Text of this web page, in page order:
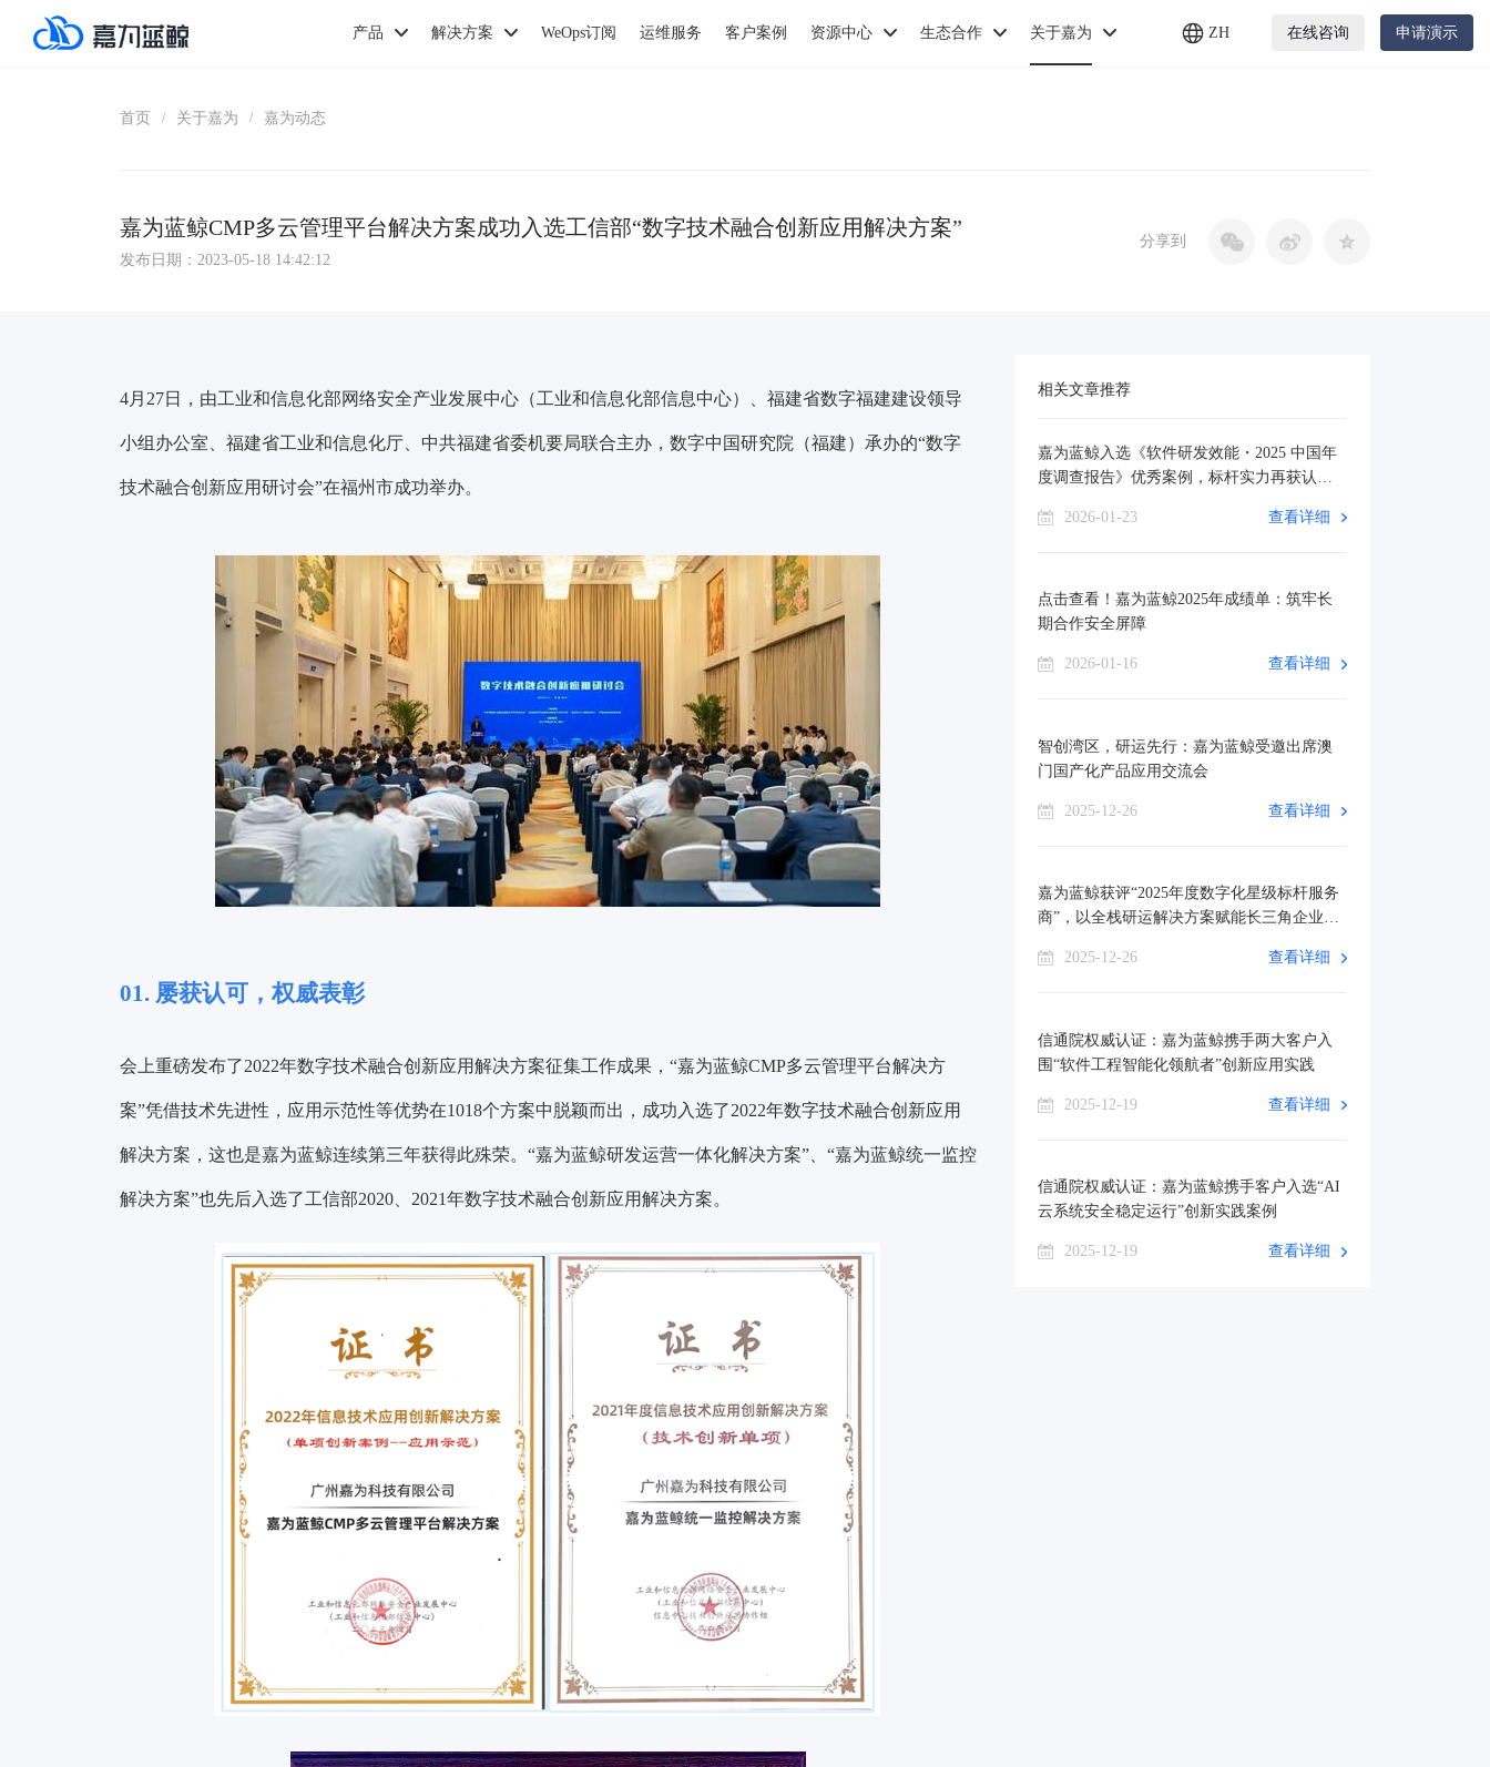
产品 解决方案 WeOps订阅 运维服务 客户案例 资源中心 生态合作 关于嘉为 ZH 在线咨询 申请演示
首页 / 关于嘉为 / 嘉为动态
嘉为蓝鲸CMP多云管理平台解决方案成功入选工信部“数字技术融合创新应用解决方案”
发布日期：2023-05-18 14:42:12
分享到
4月27日，由工业和信息化部网络安全产业发展中心（工业和信息化部信息中心）、福建省数字福建建设领导
小组办公室、福建省工业和信息化厅、中共福建省委机要局联合主办，数字中国研究院（福建）承办的“数字
技术融合创新应用研讨会”在福州市成功举办。
01. 屡获认可，权威表彰
会上重磅发布了2022年数字技术融合创新应用解决方案征集工作成果， “嘉为蓝鲸CMP多云管理平台解决方
案”凭借技术先进性，应用示范性等优势在1018个方案中脱颖而出， 成功入选了2022年数字技术融合创新应用
解决方案 ，这也是嘉为蓝鲸连续第三年获得此殊荣。 “嘉为蓝鲸研发运营一体化解决方案”、“嘉为蓝鲸统一监控
解决方案”也先后入选了工信部2020、2021年数字技术融合创新应用解决方案。
相关文章推荐
嘉为蓝鲸入选《软件研发效能・2025 中国年
度调查报告》优秀案例，标杆实力再获认
2026-01-23
查看详细
点击查看！嘉为蓝鲸2025年成绩单：筑牢长
期合作安全屏障
2026-01-16 查看详细
智创湾区，研运先行：嘉为蓝鲸受邀出席澳
门国产化产品应用交流会
2025-12-26 查看详细
嘉为蓝鲸获评“2025年度数字化星级标杆服务
商”，以全栈研运解决方案赋能长三角企业数
2025-12-26
查看详细
信通院权威认证：嘉为蓝鲸携手两大客户入
围“软件工程智能化领航者”创新应用实践
2025-12-19 查看详细
信通院权威认证：嘉为蓝鲸携手客户入选“AI
云系统安全稳定运行”创新实践案例
2025-12-19 查看详细